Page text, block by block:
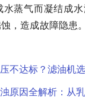
蒸气而凝结成
，造成故障隐患。
不达标？滤油机
原因全解析：从